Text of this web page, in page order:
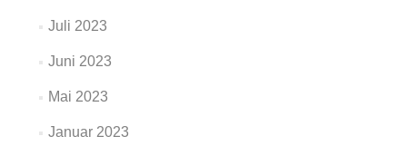
Juli 2023
Juni 2023
Mai 2023
Januar 2023